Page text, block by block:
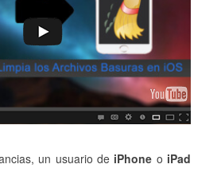
un usuario de iPhone o iPad